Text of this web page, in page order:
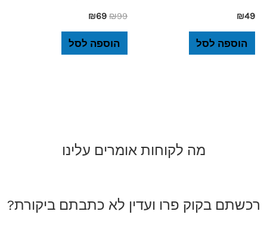
₪49
הוספה לסל
₪99
₪69
הוספה לסל
מה לקוחות אומרים עלינו
רכשתם בקוק פרו ועדין לא כתבתם ביקורת?